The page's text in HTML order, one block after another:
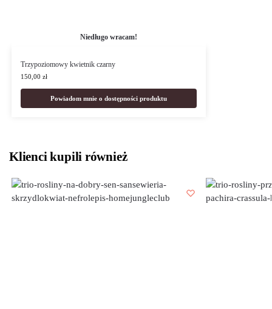
Niedługo wracam!
Trzypoziomowy kwietnik czarny
150,00 zł
Powiadom mnie o dostępności produktu
Klienci kupili również